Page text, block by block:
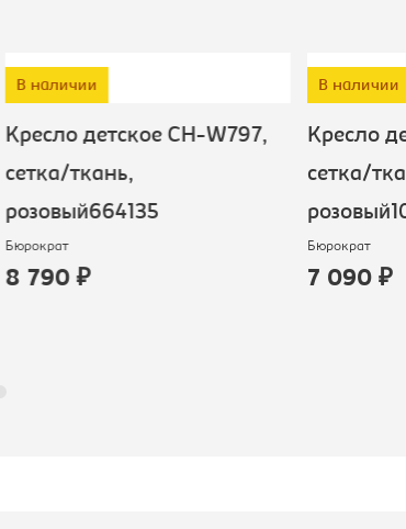
В наличии
Кресло детское CH-W797,
сетка/ткань,
розовый664135
Бюрократ
8 790 ₽
В наличии
Кресло
сетка/
Бюрократ
7 090 ₽